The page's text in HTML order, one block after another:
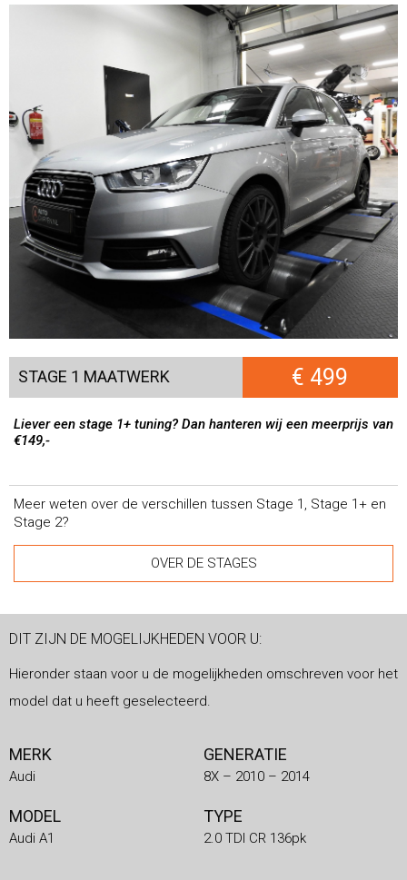
STAGE 1 MAATWERK € 499
Liever een stage 1+ tuning? Dan hanteren wij een meerprijs van
€149,-
Meer weten over de verschillen tussen Stage 1, Stage 1+ en
Stage 2?
OVER DE STAGES
DIT ZIJN DE MOGELIJKHEDEN VOOR U:
Hieronder staan voor u de mogelijkheden omschreven voor het
model dat u heeft geselecteerd.
MERK
Audi
GENERATIE
8X – 2010 – 2014
MODEL
Audi A1
TYPE
2.0 TDI CR 136pk